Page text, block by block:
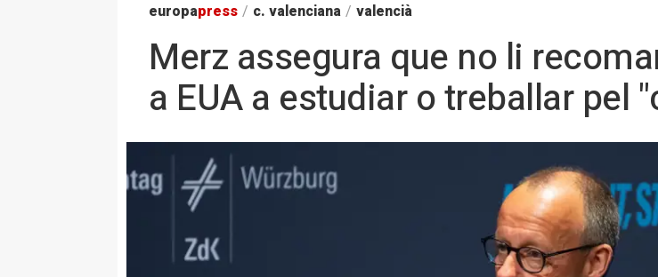
europapress / c. valenciana / valencià
Merz assegura que no li
a EUA a estudiar o treballar pel